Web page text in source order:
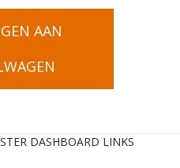
AAN
DASHBOARD LINKS